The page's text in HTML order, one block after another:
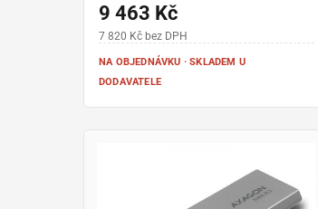
pozice pro SATA HDD/SSD • Synology
DiskStation Manager (DSM) • zálohování,
9 463 Kč
7 820 Kč bez DPH
NA OBJEDNÁVKU · SKLADEM U
DODAVATELE